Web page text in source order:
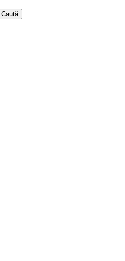
Caută